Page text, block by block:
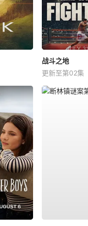
战斗之地
更新至第02集